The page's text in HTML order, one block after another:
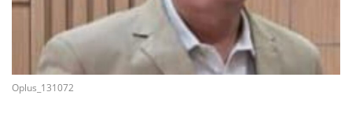
Oplus_131072